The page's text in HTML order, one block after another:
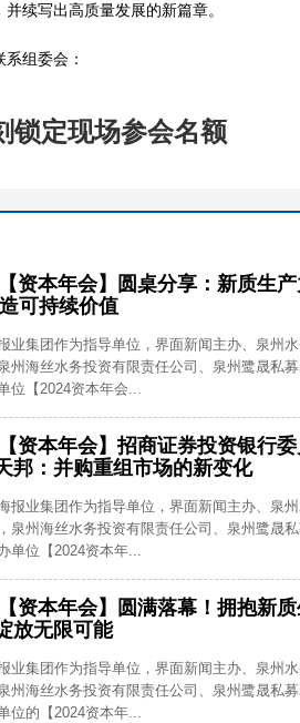
续写出高质量发展的新篇章。
组委会：
锁定现场参会名额
资本年会】圆桌分享：新质生
可持续价值
业集团作为指导单位，界面新闻主办、泉州
州海丝水务投资有限责任公司、泉州鹭晟私
位【2024资本年会...
资本年会】招商证券投资银行
邦：并购重组市场的新变化
报业集团作为指导单位，界面新闻主办、泉
泉州海丝水务投资有限责任公司、泉州鹭晟
单位【2024资本年...
资本年会】圆满落幕！拥抱新
放无限可能
业集团作为指导单位，界面新闻主办、泉州
州海丝水务投资有限责任公司、泉州鹭晟私
位的【2024资本年...